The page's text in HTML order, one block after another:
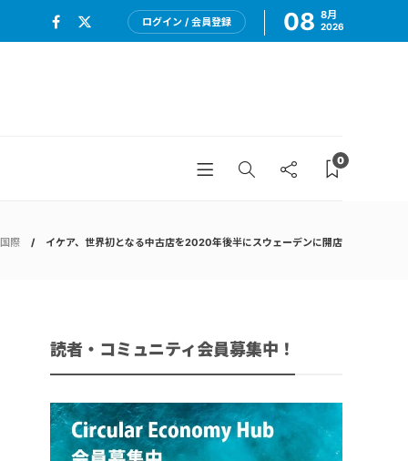
ログイン / 会員登録 08 8月
2026
0
国際 イケア、世界初となる中古店を2020年後半にスウェーデンに開店
読者・コミュニティ会員募集中！